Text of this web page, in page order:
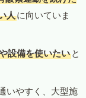
人に向いていま
設備を使いたい と
いやすく、大型施